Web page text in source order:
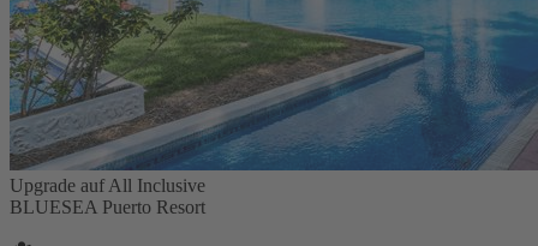
Upgrade auf All Inclusive
BLUESEA Puerto Resort